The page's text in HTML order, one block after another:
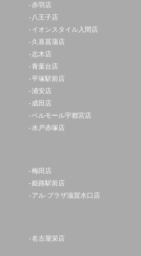
赤羽店
八王子店
イオンスタイル入間店
久喜菖蒲店
志木店
青葉台店
平塚駅前店
浦安店
成田店
ベルモール宇都宮店
水戸赤塚店
梅田店
姫路駅前店
アル·プラザ滋賀水口店
名古屋栄店